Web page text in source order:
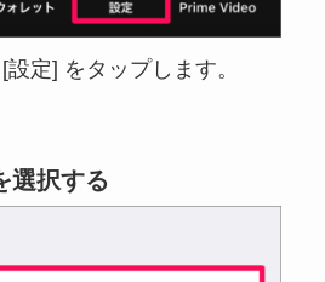
定] をタップします。
選択する